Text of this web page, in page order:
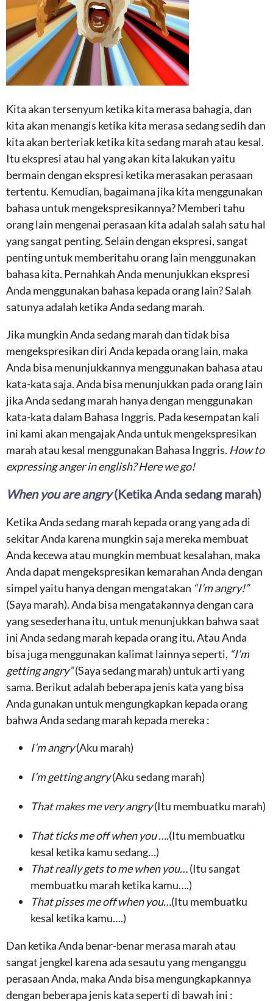
Kita akan tersenyum ketika kita merasa bahagia, dan
kita akan menangis ketika kita merasa sedang sedih dan
kita akan berteriak ketika kita sedang marah atau kesal.
Itu ekspresi atau hal yang akan kita lakukan yaitu
bermain dengan ekspresi ketika merasakan perasaan
tertentu. Kemudian, bagaimana jika kita menggunakan
bahasa untuk mengekspresikannya? Memberi tahu
orang lain mengenai perasaan kita adalah salah satu hal
yang sangat penting. Selain dengan ekspresi, sangat
penting untuk memberitahu orang lain menggunakan
bahasa kita. Pernahkah Anda menunjukkan ekspresi
Anda menggunakan bahasa kepada orang lain? Salah
satunya adalah ketika Anda sedang marah.
Jika mungkin Anda sedang marah dan tidak bisa
mengekspresikan diri Anda kepada orang lain, maka
Anda bisa menunjukkannya menggunakan bahasa atau
kata-kata saja. Anda bisa menunjukkan pada orang lain
jika Anda sedang marah hanya dengan menggunakan
kata-kata dalam Bahasa Inggris. Pada kesempatan kali
ini kami akan mengajak Anda untuk mengekspresikan
marah atau kesal menggunakan Bahasa Inggris. How to
expressing anger in english? Here we go!
When you are angry(Ketika Anda sedang marah)
Ketika Anda sedang marah kepada orang yang ada di
sekitar Anda karena mungkin saja mereka membuat
Anda kecewa atau mungkin membuat kesalahan, maka
Anda dapat mengekspresikan kemarahan Anda dengan
simpel yaitu hanya dengan mengatakan “I’m angry!”
(Saya marah). Anda bisa mengatakannya dengan cara
yang sesederhana itu, untuk menunjukkan bahwa saat
ini Anda sedang marah kepada orang itu. Atau Anda
bisa juga menggunakan kalimat lainnya seperti, “I’m
getting angry”(Saya sedang marah) untuk arti yang
sama. Berikut adalah beberapa jenis kata yang bisa
Anda gunakan untuk mengungkapkan kepada orang
bahwa Anda sedang marah kepada mereka :
I’m angry(Aku marah)
I’m getting angry(Aku sedang marah)
That makes me very angry(Itu membuatku marah)
That ticks me off when you ….(Itu membuatku
kesal ketika kamu sedang…)
That really gets to me when you…(Itu sangat
membuatku marah ketika kamu….)
That pisses me off when you…(Itu membuatku
kesal ketika kamu….)
Dan ketika Anda benar-benar merasa marah atau
sangat jengkel karena ada sesautu yang menganggu
perasaan Anda, maka Anda bisa mengungkapkannya
dengan beberapa jenis kata seperti di bawah ini :